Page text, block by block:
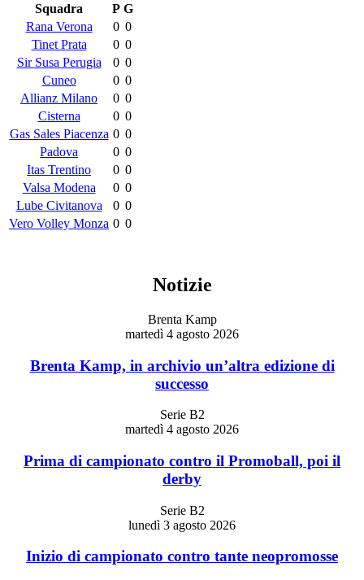
Squadra
P G
Rana Verona
0 0
Tinet Prata
0 0
Sir Susa Perugia
0 0
Cuneo
0 0
Allianz Milano
0 0
Cisterna
0 0
Gas Sales Piacenza 0 0
Padova
0 0
Itas Trentino
0 0
Valsa Modena
0 0
Lube Civitanova
0 0
Vero Volley Monza 0 0
Notizie
Brenta Kamp
martedì 4 agosto 2026
Brenta Kamp, in archivio un’altra edizione di
successo
Serie B2
martedì 4 agosto 2026
Prima di campionato contro il Promoball, poi il
derby
Serie B2
lunedì 3 agosto 2026
Inizio di campionato contro tante neopromosse